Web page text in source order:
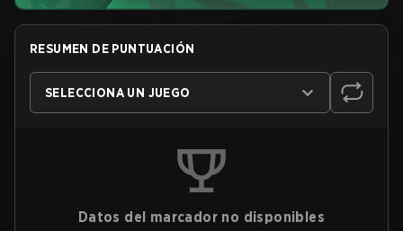
RESUMEN DE PUNTUACIÓN
SELECCIONA UN JUEGO
Datos del marcador no disponibles